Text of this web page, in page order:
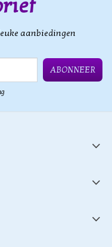
aanbiedingen
ABONNEER